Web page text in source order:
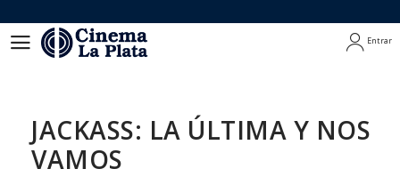
Entrar
JACKASS: LA ÚLTIMA Y NOS
VAMOS